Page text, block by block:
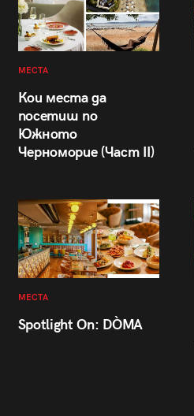
МЕСТА
Кои места да
посетиш по
Южното
Черноморие (Част II)
МЕСТА
Spotlight On: DÒMA